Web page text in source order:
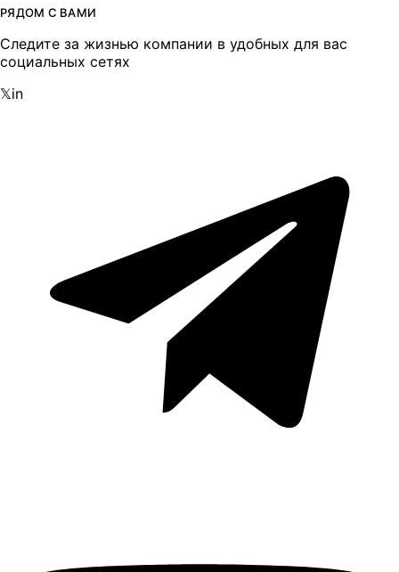
РЯДОМ С ВАМИ
Следите за жизнью компании в удобных для вас
социальных сетях
𝕏in